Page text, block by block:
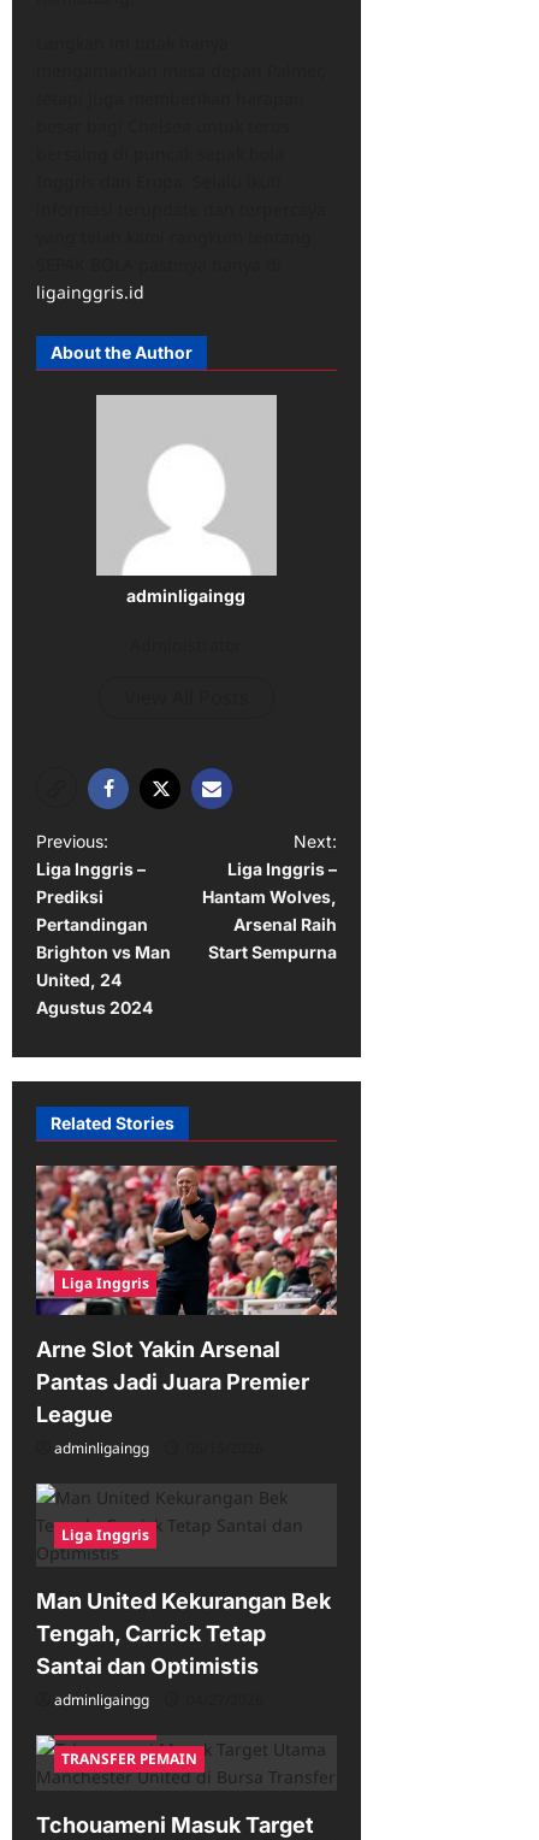
ligainggris.id
About the Author
adminligaingg
P
o
s
t
n
i
g
a
t
i
o
Previous:
Liga Inggris –
Prediksi
Pertandingan
Brighton vs Man
United, 24
Agustus 2024
Next:
Liga Inggris –
Hantam Wolves,
Arsenal Raih
Start Sempurna
Related Stories
Liga Inggris
Arne Slot Yakin Arsenal
Pantas Jadi Juara Premier
League
adminligaingg
Liga Inggris
Man United Kekurangan Bek
Tengah, Carrick Tetap
Santai dan Optimistis
adminligaingg
TRANSFER PEMAIN
Tchouameni Masuk Target